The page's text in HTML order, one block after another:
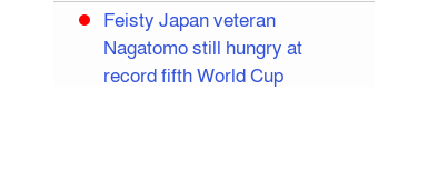
Feisty Japan veteran
Nagatomo still hungry at
record fifth World Cup